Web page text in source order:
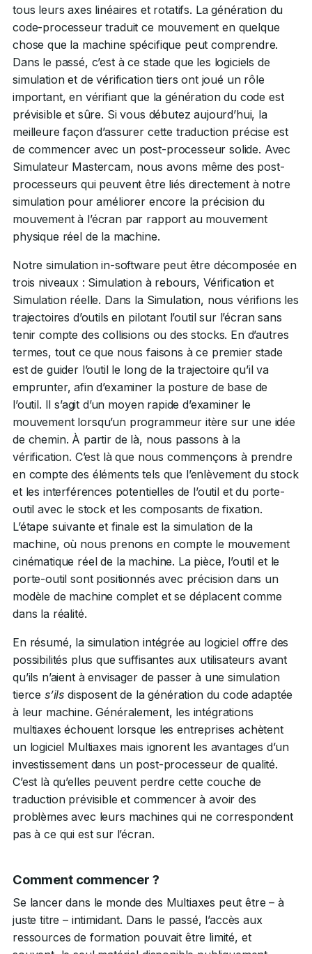
tous leurs axes linéaires et rotatifs. La génération du
code-processeur traduit ce mouvement en quelque
chose que la machine spécifique peut comprendre.
Dans le passé, c’est à ce stade que les logiciels de
simulation et de vérification tiers ont joué un rôle
important, en vérifiant que la génération du code est
prévisible et sûre. Si vous débutez aujourd’hui, la
meilleure façon d’assurer cette traduction précise est
de commencer avec un post-processeur solide. Avec
Simulateur Mastercam, nous avons même des post-
processeurs qui peuvent être liés directement à notre
simulation pour améliorer encore la précision du
mouvement à l’écran par rapport au mouvement
physique réel de la machine.
Notre simulation in-software peut être décomposée en
trois niveaux : Simulation à rebours, Vérification et
Simulation réelle. Dans la Simulation, nous vérifions les
trajectoires d’outils en pilotant l’outil sur l’écran sans
tenir compte des collisions ou des stocks. En d’autres
termes, tout ce que nous faisons à ce premier stade
est de guider l’outil le long de la trajectoire qu’il va
emprunter, afin d’examiner la posture de base de
l’outil. Il s’agit d’un moyen rapide d’examiner le
mouvement lorsqu’un programmeur itère sur une idée
de chemin. À partir de là, nous passons à la
vérification. C’est là que nous commençons à prendre
en compte des éléments tels que l’enlèvement du stock
et les interférences potentielles de l’outil et du porte-
outil avec le stock et les composants de fixation.
L’étape suivante et finale est la simulation de la
machine, où nous prenons en compte le mouvement
cinématique réel de la machine. La pièce, l’outil et le
porte-outil sont positionnés avec précision dans un
modèle de machine complet et se déplacent comme
dans la réalité.
En résumé, la simulation intégrée au logiciel offre des
possibilités plus que suffisantes aux utilisateurs avant
qu’ils n’aient à envisager de passer à une simulation
tierce s’ils disposent de la génération du code adaptée
à leur machine. Généralement, les intégrations
multiaxes échouent lorsque les entreprises achètent
un logiciel Multiaxes mais ignorent les avantages d’un
investissement dans un post-processeur de qualité.
C’est là qu’elles peuvent perdre cette couche de
traduction prévisible et commencer à avoir des
problèmes avec leurs machines qui ne correspondent
pas à ce qui est sur l’écran.
Comment commencer ?
Se lancer dans le monde des Multiaxes peut être – à
juste titre – intimidant. Dans le passé, l’accès aux
ressources de formation pouvait être limité, et